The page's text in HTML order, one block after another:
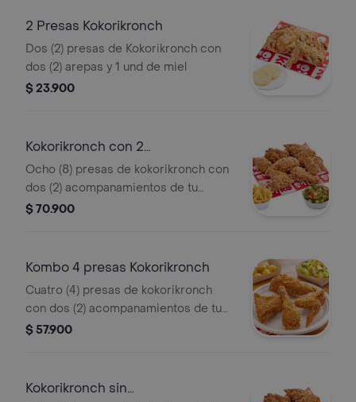
2 Presas Kokorikronch
Dos (2) presas de Kokorikronch con
dos (2) arepas y 1 und de miel
$ 23.900
Kokorikronch con 2
acompanamientos
Ocho (8) presas de kokorikronch con
dos (2) acompanamientos de tu
eleccion y 4 und de miel
$ 70.900
Kombo 4 presas Kokorikronch
Cuatro (4) presas de kokorikronch
con dos (2) acompanamientos de tu
eleccion y una (1) Coca Cola 400 ml y
$ 57.900
Kokorikronch sin